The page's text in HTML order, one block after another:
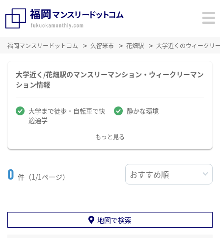
福岡マンスリードットコム 久留米市 花畑駅 大学近くのウィークリ
大学近く/花畑駅のマンスリーマンション・ウィークリーマン
ション情報
大学まで徒歩・自転車で快
適通学
静かな環境
もっと見る
0 件（1/1ページ）
地図で検索